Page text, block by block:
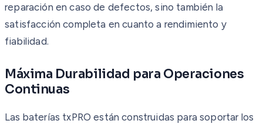
reparación en caso de defectos, sino también la
satisfacción completa en cuanto a rendimiento y
fiabilidad.
Máxima Durabilidad para Operaciones
Continuas
Las baterías txPRO están construidas para soportar los